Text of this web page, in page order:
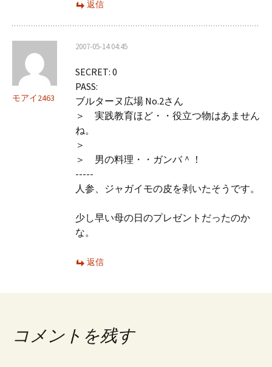
返信
モアイ2463
2007-05-14 04:45
SECRET: 0
PASS:
ブルターヌ広場 No.2さん
＞ 実践教育ほど・・役立つ物はあません
ね。
＞
＞ 男の料理・・ガンバ＾！
-----
人参、ジャガイモの皮を剥いたそうです。
少し早い母の日のプレゼントだったのか
な。
返信
コメントを残す